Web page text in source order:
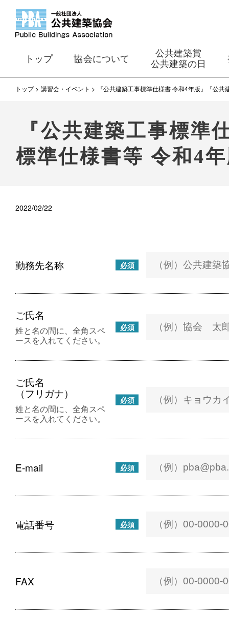
トップ 協会について
公共建築賞
公共建築の日
トップ 講習会・イベント 『公共建築工事標準仕様書 令和4年版』『公
『公共建築工事標準
標準仕様書等 令和4
2022/02/22
勤務先名称 必須
ご氏名
必須
姓と名の間に、全角スペ
ースを入れてください。
ご氏名
（フリガナ）
必須
姓と名の間に、全角スペ
ースを入れてください。
E-mail 必須
電話番号 必須
FAX